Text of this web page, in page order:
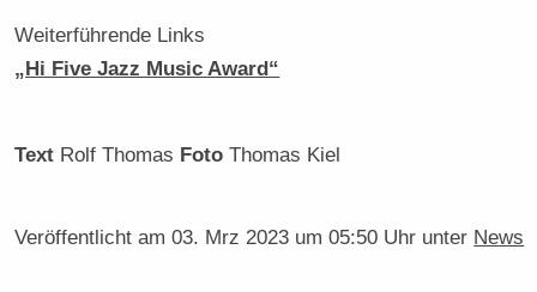
Weiterführende Links
„Hi Five Jazz Music Award“
Text Rolf Thomas Foto Thomas Kiel
Veröffentlicht am03. Mrz 2023 um 05:50 Uhr unter News